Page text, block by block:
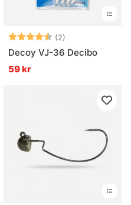
Betyg: (2)
Decoy VJ-36 Decibo
59 kr